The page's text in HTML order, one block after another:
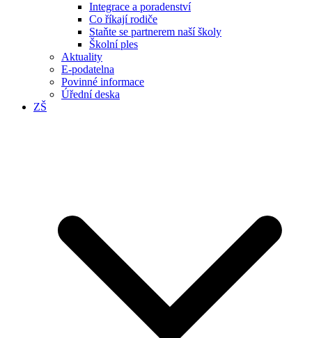
Integrace a poradenství
Co říkají rodiče
Staňte se partnerem naší školy
Školní ples
Aktuality
E-podatelna
Povinné informace
Úřední deska
ZŠ